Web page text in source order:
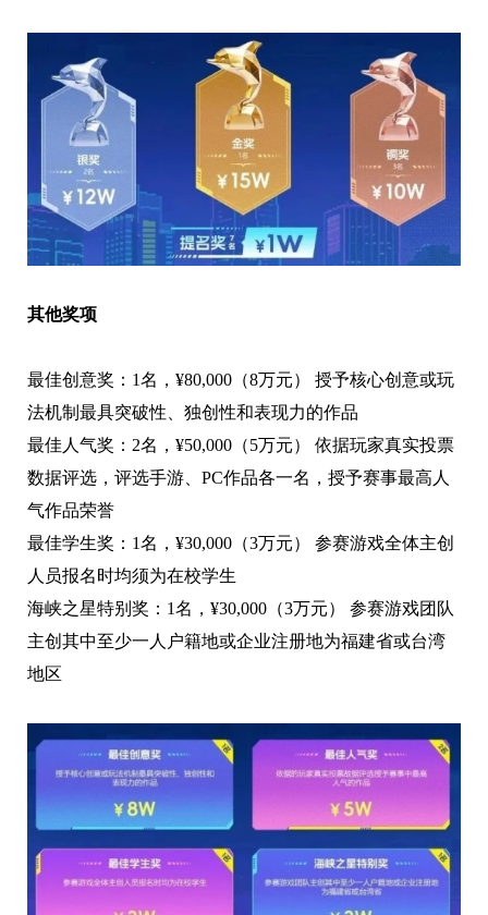
其他奖项
最佳创意奖：1名，¥80,000（8万元） 授予核心创意或玩
法机制最具突破性、独创性和表现力的作品
最佳人气奖：2名，¥50,000（5万元） 依据玩家真实投票
数据评选，评选手游、PC作品各一名，授予赛事最高人
气作品荣誉
最佳学生奖：1名，¥30,000（3万元） 参赛游戏全体主创
人员报名时均须为在校学生
海峡之星特别奖：1名，¥30,000（3万元） 参赛游戏团队
主创其中至少一人户籍地或企业注册地为福建省或台湾
地区